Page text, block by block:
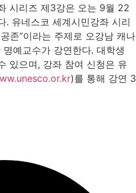
시리즈 제3강은 오는 9월 22
. 유네스코 세계시민강좌 시리
존”이라는 주제로 오강남 캐나
예교수가 강연한다. 대학생
있으며, 강좌 참여 신청은 유
)를 통해 강연 3